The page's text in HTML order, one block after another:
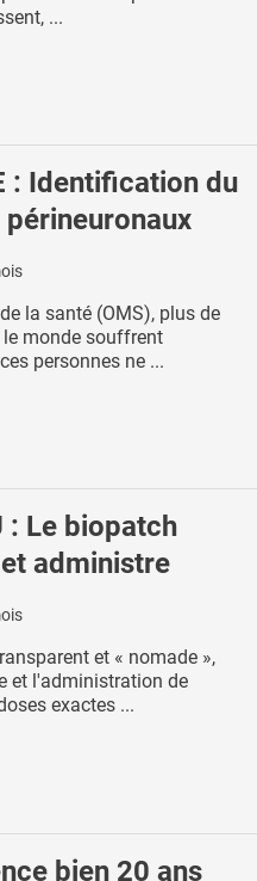
...
: Identification du
la santé (OMS), plus de
monde souffrent
personnes ne ...
: Le biopatch
administre
et « nomade »,
et l'administration de
exactes ...
bien 20 ans